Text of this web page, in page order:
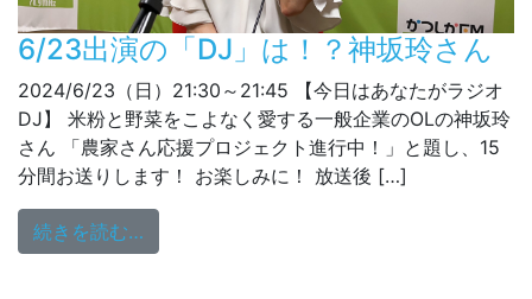
6/23出演の「DJ」は！？神坂玲さん
2024/6/23（日）21:30～21:45 【今日はあなたがラジオ
DJ】 米粉と野菜をこよなく愛する一般企業のOLの神坂玲
さん 「農家さん応援プロジェクト進行中！」と題し、15
分間お送りします！ お楽しみに！ 放送後 […]
続きを読む…